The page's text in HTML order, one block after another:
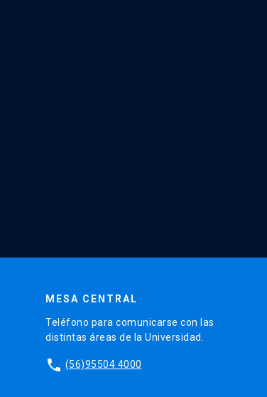
MESA CENTRAL
Teléfono para comunicarse con las
distintas áreas de la Universidad.
phone (56)95504 4000